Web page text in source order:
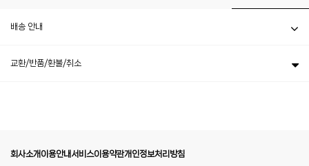
배송 안내
교환/반품/환불/취소
회사소개 이용안내서비스이용약관개인정보처리방침